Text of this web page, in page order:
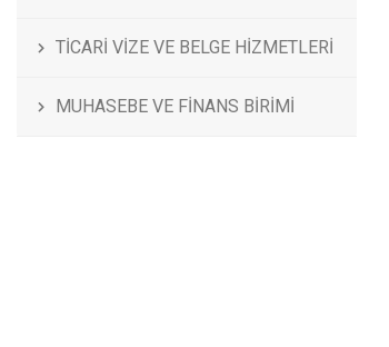
TİCARİ VİZE VE BELGE HİZMETLERİ
MUHASEBE VE FİNANS BİRİMİ